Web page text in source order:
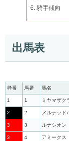
騎手傾向
出馬表
枠番 馬番 馬名
1 1 ミヤマザク
2 2 メルテッド
3 3 ルナシオン
3 4 アミークス